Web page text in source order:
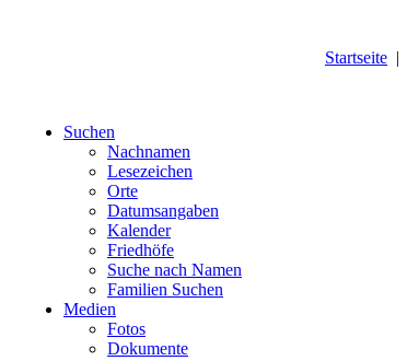
Startseite |
Suchen
Nachnamen
Lesezeichen
Orte
Datumsangaben
Kalender
Friedhöfe
Suche nach Namen
Familien Suchen
Medien
Fotos
Dokumente